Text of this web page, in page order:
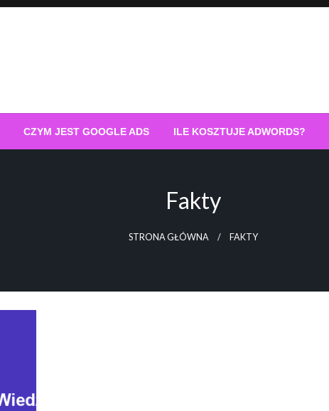
CZYM JEST GOOGLE ADS ILE KOSZTUJE ADWORDS?
Fakty
STRONA GŁÓWNA FAKTY